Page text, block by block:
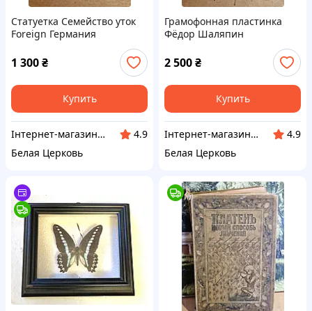
Статуетка Семейство уток
Foreign Германия
1 300₴
Купить
Інтернет-магазин Сувенір
4.9
Белая Церковь
Грамофонная пластинка
Фёдор Шаляпин
2 500₴
Купить
Інтернет-магазин Сувенір
4.9
Белая Церковь